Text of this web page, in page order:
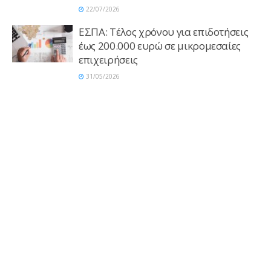
22/07/2026
ΕΣΠΑ: Τέλος χρόνου για επιδοτήσεις
έως 200.000 ευρώ σε μικρομεσαίες
επιχειρήσεις
31/05/2026